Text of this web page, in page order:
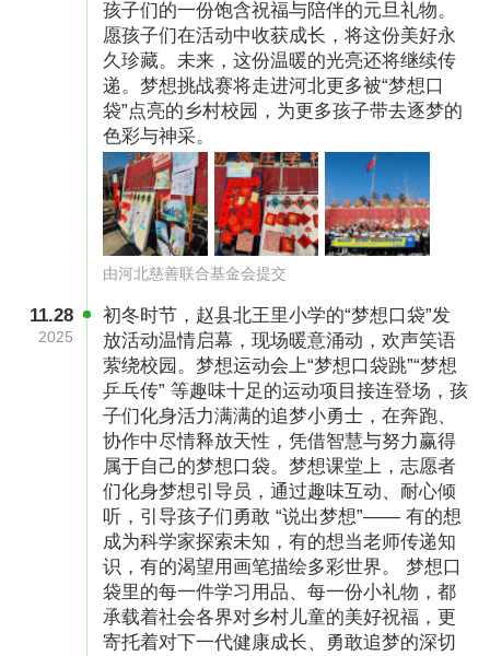
（图片已授权）
有了“梦想口袋”的陪伴，小娟的课后时光变得丰
富多彩，再也不觉孤单。近日，我们收到了小娟
的老师寄来的画作，孩子们那些天马行空的想象
已化作一幅幅生动的画作。
（图片已授权）
我们深知留守儿童在课余时间可能感受到单调与
孤独，因此设计了这款便捷易用的“梦想刮画
本”，让孩子们在课余时间自由创作，无拘无束地
展现他们的才华，对于孩子们的优秀作品，我们
孩子们的一份饱含祝福与陪伴的元旦礼物。
愿孩子们在活动中收获成长，将这份美好永
久珍藏。未来，这份温暖的光亮还将继续传
递。梦想挑战赛将走进河北更多被“梦想口
袋”点亮的乡村校园，为更多孩子带去逐梦的
色彩与神采。
由河北慈善联合基金会提交
11.28
2025
初冬时节，赵县北王里小学的“梦想口袋”发
放活动温情启幕，现场暖意涌动，欢声笑语
萦绕校园。梦想运动会上“梦想口袋跳”“梦想
乒乓传” 等趣味十足的运动项目接连登场，孩
子们化身活力满满的追梦小勇士，在奔跑、
协作中尽情释放天性，凭借智慧与努力赢得
属于自己的梦想口袋。梦想课堂上，志愿者
们化身梦想引导员，通过趣味互动、耐心倾
听，引导孩子们勇敢 “说出梦想”—— 有的想
成为科学家探索未知，有的想当老师传递知
识，有的渴望用画笔描绘多彩世界。 梦想口
袋里的每一件学习用品、每一份小礼物，都
承载着社会各界对乡村儿童的美好祝福，更
寄托着对下一代健康成长、勇敢追梦的深切